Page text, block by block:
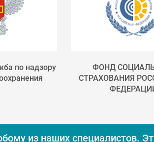
по надзору
ФОНД
СТРАХОВАНИЯ
из наших специалистов.